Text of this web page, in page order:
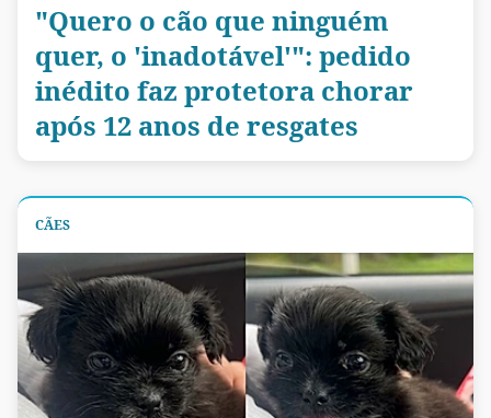
"Quero o cão que ninguém
quer, o 'inadotável'": pedido
inédito faz protetora chorar
após 12 anos de resgates
CÃES